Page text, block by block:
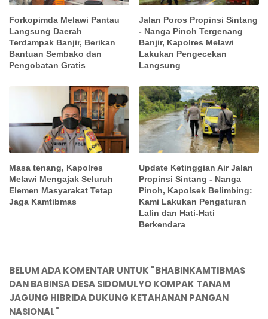
Forkopimda Melawi Pantau
Langsung Daerah
Terdampak Banjir, Berikan
Bantuan Sembako dan
Pengobatan Gratis
Jalan Poros Propinsi Sintang
- Nanga Pinoh Tergenang
Banjir, Kapolres Melawi
Lakukan Pengecekan
Langsung
Masa tenang, Kapolres
Melawi Mengajak Seluruh
Elemen Masyarakat Tetap
Jaga Kamtibmas
Update Ketinggian Air Jalan
Propinsi Sintang - Nanga
Pinoh, Kapolsek Belimbing:
Kami Lakukan Pengaturan
Lalin dan Hati-Hati
Berkendara
BELUM ADA KOMENTAR UNTUK "BHABINKAMTIBMAS
DAN BABINSA DESA SIDOMULYO KOMPAK TANAM
JAGUNG HIBRIDA DUKUNG KETAHANAN PANGAN
NASIONAL"